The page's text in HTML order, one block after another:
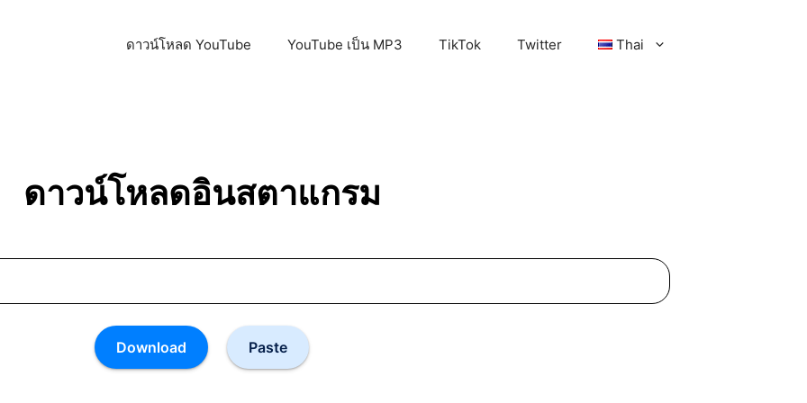
ดาวน์โหลด YouTube YouTube เป็น MP3 TikTok Twitter Thai
ดาวน์โหลดอินสตาแกรม
Download Paste